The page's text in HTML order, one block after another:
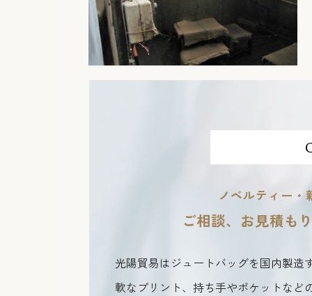
ノベルティー
ご相談、お見積も
光陽貿易はジュートバッグを国内製
軟なプリント、持ち手やポケットな